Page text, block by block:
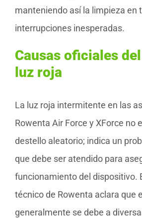
manteniendo así la limpieza en
interrupciones inesperadas.
Causas oficiales
luz roja
La luz roja intermitente en las
Rowenta Air Force y XForce no
destello aleatorio; indica un
que debe ser atendido para
funcionamiento del dispositivo.
técnico de Rowenta aclara que
generalmente se debe a